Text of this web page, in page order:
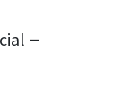
–